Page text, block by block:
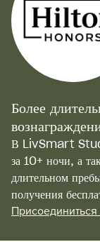
Более
В LivSmart
за 10+ ночи, а
длительном
получения